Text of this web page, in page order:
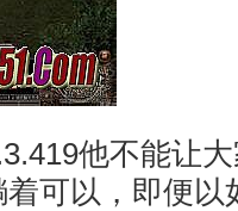
他不能让
可以，即便以